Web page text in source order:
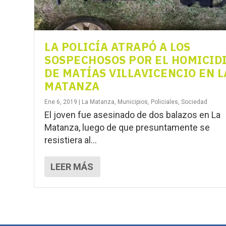
LA POLICÍA ATRAPÓ A LOS
SOSPECHOSOS POR EL
DE MATÍAS VILLAVICENCIO EN
MATANZA
Ene 6, 2019 | La Matanza Municipios Policiales ,Sociedad
El joven fue asesinado de dos balazos en La
Matanza, luego de que presuntamente se
resistiera al...
LEER MÁS